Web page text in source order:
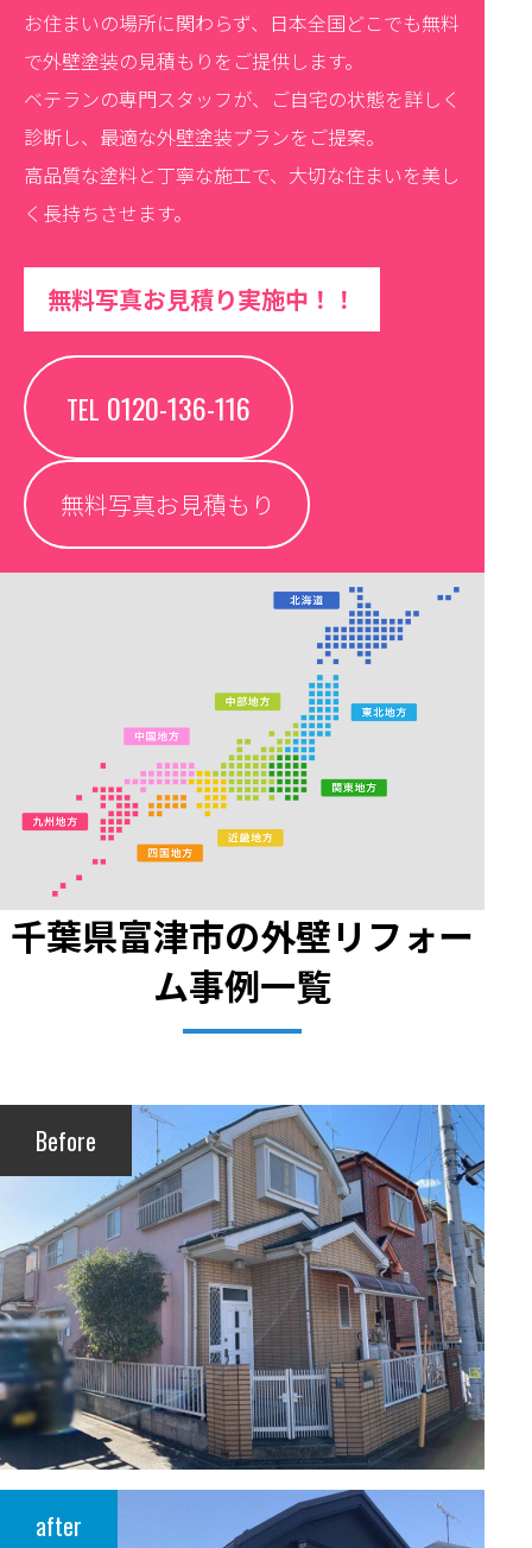
お住まいの場所に関わらず、日本全国どこでも無料
で外壁塗装の見積もりをご提供します。
ベテランの専門スタッフが、ご自宅の状態を詳しく
診断し、最適な外壁塗装プランをご提案。
高品質な塗料と丁寧な施工で、大切な住まいを美し
く長持ちさせます。
無料写真お見積り実施中！！
TEL 0120-136-116
無料写真お見積もり
千葉県富津市の外壁リフォー
ム事例一覧
Before
after